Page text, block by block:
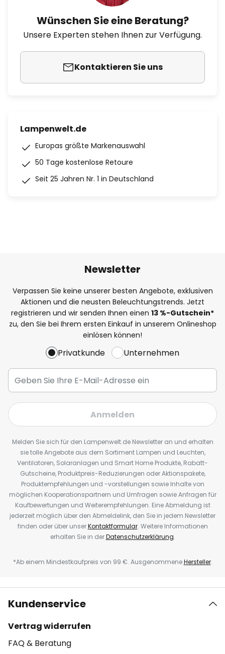
Wünschen Sie eine Beratung?
Unsere Experten stehen Ihnen zur Verfügung.
Kontaktieren Sie uns
Lampenwelt.de
Europas größte Markenauswahl
50 Tage kostenlose Retoure
Seit 25 Jahren Nr. 1 in Deutschland
Newsletter
Verpassen Sie keine unserer besten Angebote, exklusiven
Aktionen und die neusten Beleuchtungstrends. Jetzt
registrieren und wir senden Ihnen einen 13 %-Gutschein*
zu, den Sie bei Ihrem ersten Einkauf in unserem Onlineshop
einlösen können!
Privatkunde Unternehmen
Anmelden
Melden Sie sich für den Lampenwelt.de Newsletter an und erhalten
sie tolle Angebote aus dem Sortiment Lampen und Leuchten,
Ventilatoren, Solaranlagen und Smart Home Produkte, Rabatt-
Gutscheine, Produktpreis-Reduzierungen oder Aktionspakete,
Produktempfehlungen und -vorstellungen sowie Inhalte von
möglichen Kooperationspartnern und Umfragen sowie Anfragen für
Kaufbewertungen und Weiterempfehlungen. Eine Abmeldung ist
jederzeit möglich über den Abmeldelink, den Sie in jedem Newsletter
finden oder über unserKontaktformular. Weitere Informationen
erhalten Sie in derDatenschutzerklärung.
*Ab einem Mindestkaufpreis von 99 €. AusgenommeneHersteller.
Kundenservice
Vertrag widerrufen
FAQ & Beratung